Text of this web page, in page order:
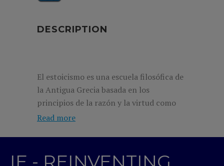
DESCRIPTION
El estoicismo es una escuela filosófica de
la Antigua Grecia basada en los
principios de la razón y la virtud como
único camino hacia la liberación de las
han pasado más de dos mil años desde su
Read more
IE - REINVENTING